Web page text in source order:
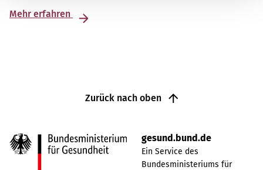
Mehr erfahren
Zurück nach oben
gesund.bund.de
Ein Service des
Bundesministeriums für